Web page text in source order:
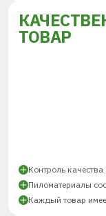
ТОВАР
Контроль
Пиломатериалы
Каждый товар